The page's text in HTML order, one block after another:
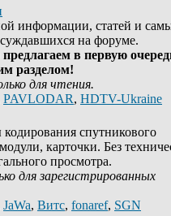
информации, статей и
на форуме.
в первую
разделом!
для чтения.
PAVLODAR, HDTV-Ukraine
спутникового
карточки. Без
просмотра.
для зарегистрированных
JaWa, Витс, fonaref, SGN